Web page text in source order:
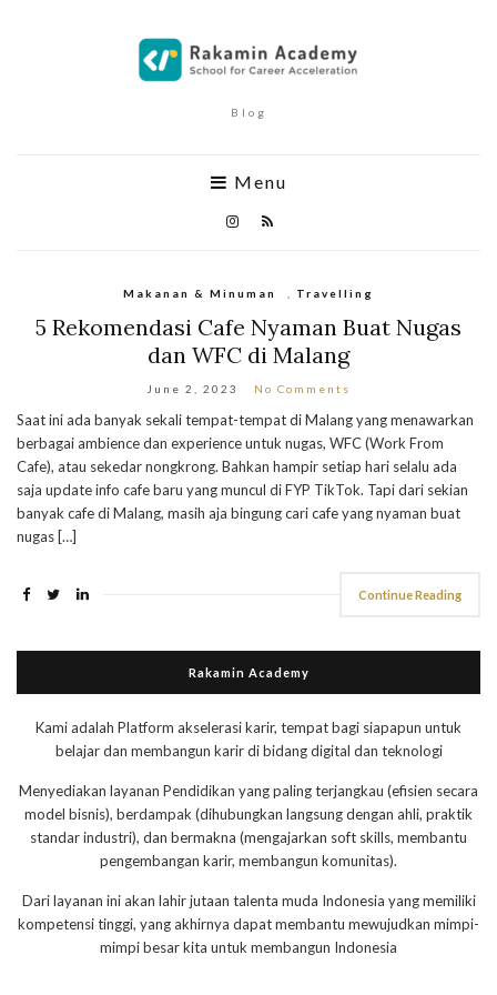
Blog
Menu
Makanan & Minuman Travelling
5 Rekomendasi Cafe Nyaman Buat Nugas
dan WFC di Malang
June 2, 2023 No Comments
Saat ini ada banyak sekali tempat-tempat di Malang yang menawarkan
berbagai ambience dan experience untuk nugas, WFC (Work From
Cafe), atau sekedar nongkrong. Bahkan hampir setiap hari selalu ada
saja update info cafe baru yang muncul di FYP TikTok. Tapi dari sekian
banyak cafe di Malang, masih aja bingung cari cafe yang nyaman buat
nugas […]
Continue Reading
Rakamin Academy
Kami adalah Platform akselerasi karir, tempat bagi siapapun untuk
belajar dan membangun karir di bidang digital dan teknologi
Menyediakan layanan Pendidikan yang paling terjangkau (efisien secara
model bisnis), berdampak (dihubungkan langsung dengan ahli, praktik
standar industri), dan bermakna (mengajarkan soft skills, membantu
pengembangan karir, membangun komunitas).
Dari layanan ini akan lahir jutaan talenta muda Indonesia yang memiliki
kompetensi tinggi, yang akhirnya dapat membantu mewujudkan mimpi-
mimpi besar kita untuk membangun Indonesia